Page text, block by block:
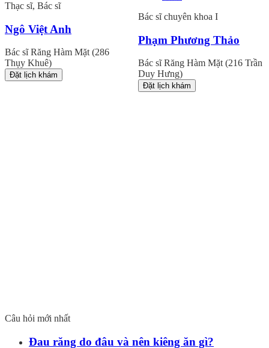
Thạc sĩ, Bác sĩ
Ngô Việt Anh
Bác sĩ Răng Hàm Mặt (286
Thụy Khuê)
Đặt lịch khám
Bác sĩ chuyên khoa I
Phạm Phương Thảo
Bác sĩ Răng Hàm Mặt (216 Trần
Duy Hưng)
Đặt lịch khám
Câu hỏi mới nhất
Đau răng do đâu và nên kiêng ăn gì?